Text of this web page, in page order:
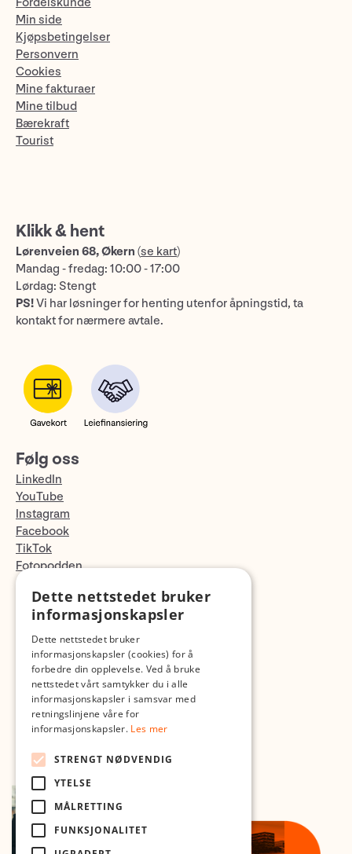
Min side
Kjøpsbetingelser
Personvern
Cookies
Mine fakturaer
Mine tilbud
Bærekraft
Tourist
Klikk & hent
Lørenveien 68, Økern (se kart)
Mandag - fredag: 10:00 - 17:00
Lørdag: Stengt
PS!Vi har løsninger for henting utenfor åpningstid, ta
kontakt for nærmere avtale.
Følg oss
LinkedIn
YouTube
Instagram
Facebook
TikTok
Fotopodden
Med forbehold om skrive- og lagerfeil
Dette nettstedet bruker
informasjonskapsler
Dette nettstedet bruker
informasjonskapsler (cookies) for å
forbedre din opplevelse. Ved å bruke
nettstedet vårt samtykker du i alle
informasjonskapsler i samsvar med
retningslinjene våre for
informasjonskapsler. Les mer
STRENGT NØDVENDIG
YTELSE
MÅLRETTING
FUNKSJONALITET